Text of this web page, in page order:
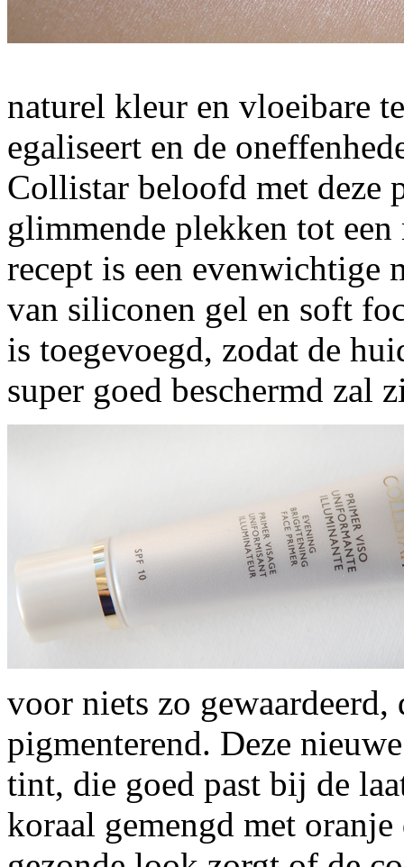
naturel kleur en vloeibare
egaliseert en de
Collistar beloofd met deze
glimmende plekken tot
recept is een evenwichtige
van siliconen gel en soft
is toegevoegd, zodat de
super goed beschermd zal
voor niets zo
pigmenterend. Deze
tint, die goed past bij de
koraal gemengd met